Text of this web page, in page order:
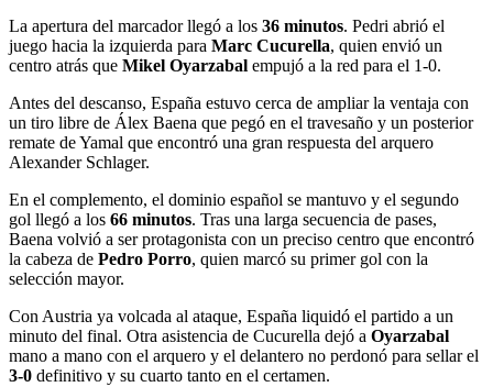
La apertura del marcador llegó a los 36 minutos. Pedri abrió el
juego hacia la izquierda para Marc Cucurella, quien envió un
centro atrás que Mikel Oyarzabal empujó a la red para el 1-0.
Antes del descanso, España estuvo cerca de ampliar la ventaja con
un tiro libre de Álex Baena que pegó en el travesaño y un posterior
remate de Yamal que encontró una gran respuesta del arquero
Alexander Schlager.
En el complemento, el dominio español se mantuvo y el segundo
gol llegó a los 66 minutos. Tras una larga secuencia de pases,
Baena volvió a ser protagonista con un preciso centro que encontró
la cabeza de Pedro Porro, quien marcó su primer gol con la
selección mayor.
Con Austria ya volcada al ataque, España liquidó el partido a un
minuto del final. Otra asistencia de Cucurella dejó a Oyarzabal
mano a mano con el arquero y el delantero no perdonó para sellar el
3-0 definitivo y su cuarto tanto en el certamen.